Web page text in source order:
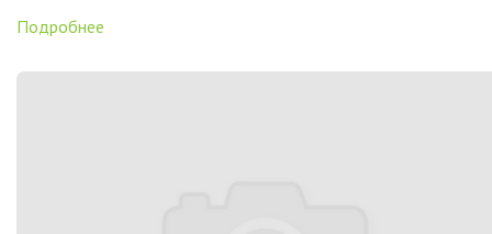
Подробнее